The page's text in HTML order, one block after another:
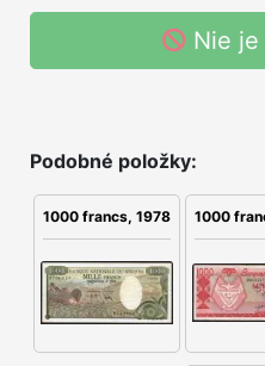
Nie je
Podobné položky:
1000 francs, 1978 1000